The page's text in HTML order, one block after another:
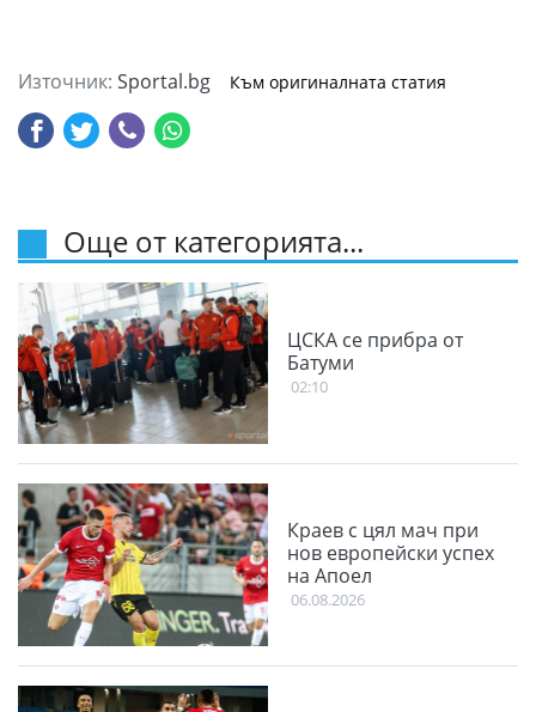
Източник: Sportal.bg Към оригиналната статия
Още от категорията...
ЦСКА се прибра от
Батуми
02:10
Краев с цял мач при
нов европейски успех
на Апоел
06.08.2026